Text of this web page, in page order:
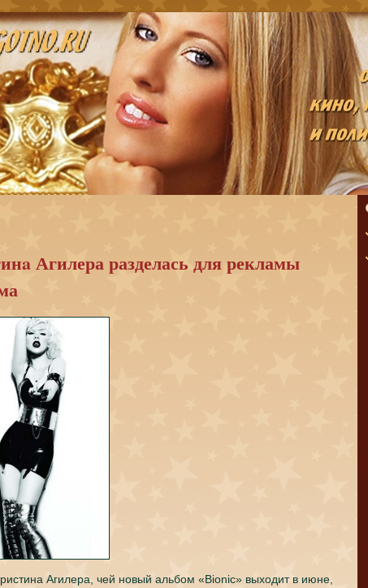
Агилера разделась для рекламы
Агилера, чей новый альбом «Bionic» выходит в июне,